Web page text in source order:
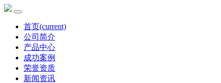
首页(current)
公司简介
产品中心
成功案例
荣誉资质
新闻资讯